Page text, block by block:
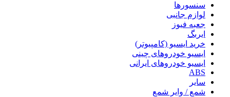
سنسورها
لوازم جانبی
جعبه فیوز
ایربگ
خرید ایسیو (کامپیوتر)
ایسیو خودروهای چینی
ایسیو خودروهای ایرانی
ABS
سایر
شمع / وایر شمع